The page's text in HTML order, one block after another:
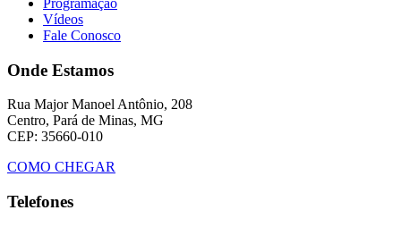
Vídeos
Fale Conosco
Onde Estamos
Rua Major Manoel Antônio, 208
Centro, Pará de Minas, MG
CEP: 35660-010
COMO CHEGAR
Telefones